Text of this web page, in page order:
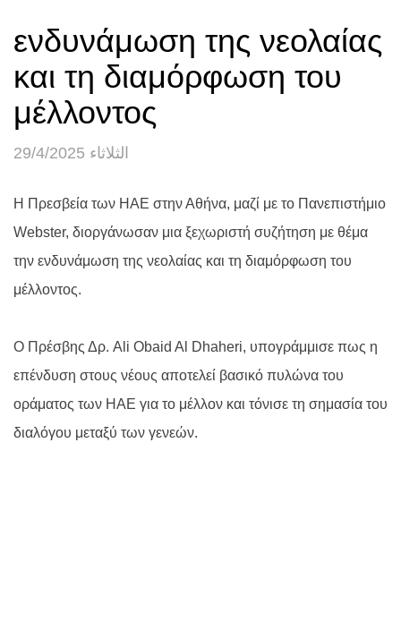
ενδυνάμωση της νεολαίας
και τη διαμόρφωση του
μέλλοντος
الثلاثاء 29/4/2025
Η Πρεσβεία των ΗΑΕ στην Αθήνα, μαζί με το Πανεπιστήμιο
Webster, διοργάνωσαν μια ξεχωριστή συζήτηση με θέμα
την ενδυνάμωση της νεολαίας και τη διαμόρφωση του
μέλλοντος.
Ο Πρέσβης Δρ. Ali Obaid Al Dhaheri, υπογράμμισε πως η
επένδυση στους νέους αποτελεί βασικό πυλώνα του
οράματος των ΗΑΕ για το μέλλον και τόνισε τη σημασία του
διαλόγου μεταξύ των γενεών.